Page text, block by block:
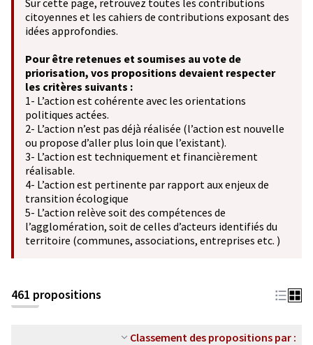
Sur cette page, retrouvez toutes les contributions
citoyennes et les cahiers de contributions exposant des
idées approfondies.
Pour être retenues et soumises au vote de
priorisation, vos propositions devaient respecter
les critères suivants :
1- L’action est cohérente avec les orientations
politiques actées.
2- L’action n’est pas déjà réalisée (l’action est nouvelle
ou propose d’aller plus loin que l’existant).
3- L’action est techniquement et financièrement
réalisable.
4- L’action est pertinente par rapport aux enjeux de
transition écologique
5- L’action relève soit des compétences de
l’agglomération, soit de celles d’acteurs identifiés du
territoire (communes, associations, entreprises etc. )
461 propositions
Classement des propositions par :